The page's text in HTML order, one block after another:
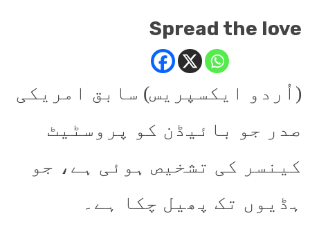
Spread the love
(اُردو ایکسپریس) سابق امریکی
صدر جو بائیڈن کو پروسٹیٹ
کینسر کی تشخیص ہوئی ہے، جو
ہڈیوں تک پھیل چکا ہے۔